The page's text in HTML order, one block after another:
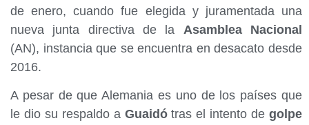
de enero, cuando fue elegida y juramentada una
nueva junta directiva de la Asamblea Nacional
(AN), instancia que se encuentra en desacato desde
2016.
A pesar de que Alemania es uno de los países que
le dio su respaldo a Guaidótras el intento de golpe